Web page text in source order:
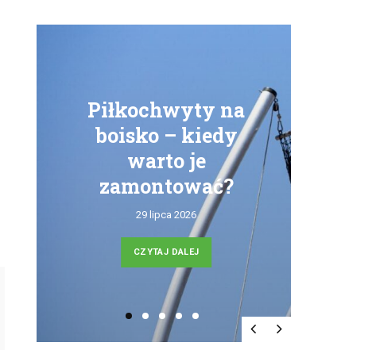
Piłkochwyty na
boisko – kiedy
warto je
zamontować?
29 lipca 2026
CZYTAJ DALEJ